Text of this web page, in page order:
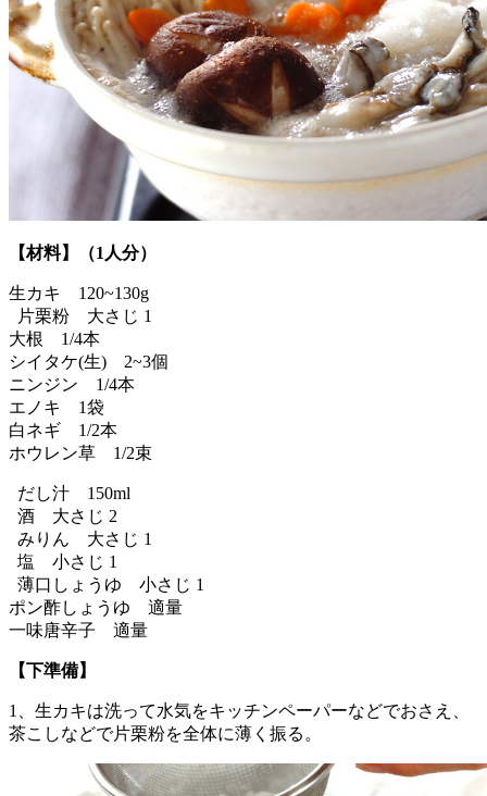
【材料】（1人分）
生カキ 120~130g
片栗粉 大さじ 1
大根 1/4本
シイタケ(生) 2~3個
ニンジン 1/4本
エノキ 1袋
白ネギ 1/2本
ホウレン草 1/2束
だし汁 150ml
酒 大さじ 2
みりん 大さじ 1
塩 小さじ 1
薄口しょうゆ 小さじ 1
ポン酢しょうゆ 適量
一味唐辛子 適量
【下準備】
1、生カキは洗って水気をキッチンペーパーなどでおさえ、
茶こしなどで片栗粉を全体に薄く振る。